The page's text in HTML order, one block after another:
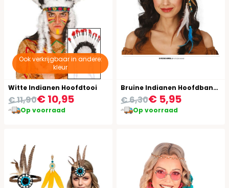
Ook verkrijgbaar in andere:
kleur
Witte Indianen Hoofdtooi
€ 10,95
€ 11,90
Op voorraad
Bruine Indianen Hoofdband met Veer
€ 5,95
€ 6,30
Op voorraad